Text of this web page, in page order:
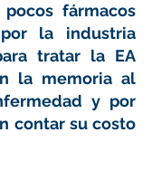
pocos fármacos
la industria
tratar la EA
la memoria al
y por
contar su costo